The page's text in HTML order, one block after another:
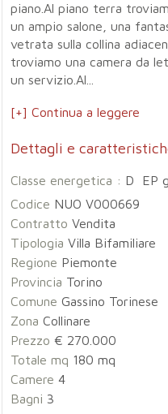
piano.Al piano terra
un ampio salone, una
vetrata sulla collina
troviamo una camera da
un servizio.Al...
[+] Continua a leggere
Dettagli e
Classe energetica : D EP
Codice NUO V000669
Contratto Vendita
Tipologia Villa Bifamiliare
Regione Piemonte
Provincia Torino
Comune Gassino Torinese
Zona Collinare
Prezzo € 270.000
Totale mq 180 mq
Camere 4
Bagni 3